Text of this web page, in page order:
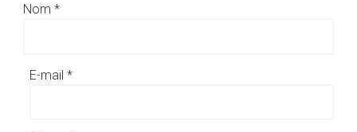
Nom *
E-mail *